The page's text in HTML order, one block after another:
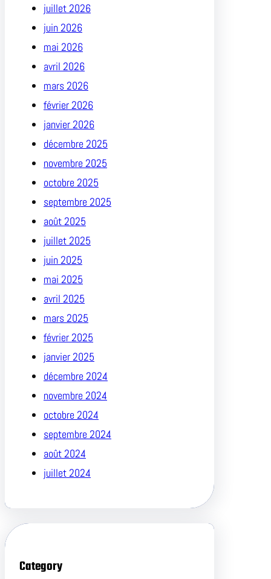
juillet 2026
juin 2026
mai 2026
avril 2026
mars 2026
février 2026
janvier 2026
décembre 2025
novembre 2025
octobre 2025
septembre 2025
août 2025
juillet 2025
juin 2025
mai 2025
avril 2025
mars 2025
février 2025
janvier 2025
décembre 2024
novembre 2024
octobre 2024
septembre 2024
août 2024
juillet 2024
Category